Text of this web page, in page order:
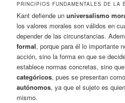
PRINCIPIOS FUNDAMENTALES DE LA
Kantdefiende ununiversalismo
los valores morales son válidos en
depender de las circunstancias.
formal, porque para él lo importante
acción, sino la forma en que se
establece normas concretas, sino
categóricos, pues se presentan
autónomos, ya que el sujeto es
mismo.